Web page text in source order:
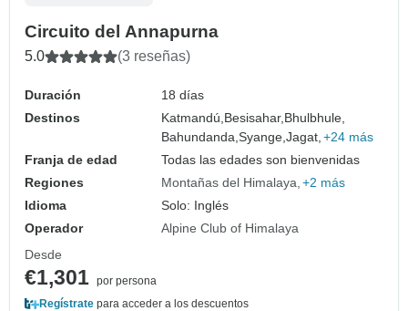
Circuito del Annapurna
5.0 (3 reseñas)
Duración
18 días
Destinos
Katmandú, Besisahar, Bhulbhule,
Bahundanda,Syange,Jagat, +24 más
Franja de edad
Todas las edades son bienvenidas
Regiones
Montañas del Himalaya +2 más
Idioma
Solo: Inglés
Operador
Alpine Club of Himalaya
Desde
€1,301 por persona
Regístrate para acceder a los descuentos